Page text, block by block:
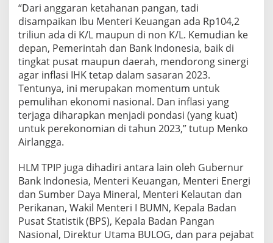
“Dari anggaran ketahanan pangan, tadi
disampaikan Ibu Menteri Keuangan ada Rp104,2
triliun ada di K/L maupun di non K/L. Kemudian ke
depan, Pemerintah dan Bank Indonesia, baik di
tingkat pusat maupun daerah, mendorong sinergi
agar inflasi IHK tetap dalam sasaran 2023.
Tentunya, ini merupakan momentum untuk
pemulihan ekonomi nasional. Dan inflasi yang
terjaga diharapkan menjadi pondasi (yang kuat)
untuk perekonomian di tahun 2023,” tutup Menko
Airlangga.
HLM TPIP juga dihadiri antara lain oleh Gubernur
Bank Indonesia, Menteri Keuangan, Menteri Energi
dan Sumber Daya Mineral, Menteri Kelautan dan
Perikanan, Wakil Menteri I BUMN, Kepala Badan
Pusat Statistik (BPS), Kepala Badan Pangan
Nasional, Direktur Utama BULOG, dan para pejabat